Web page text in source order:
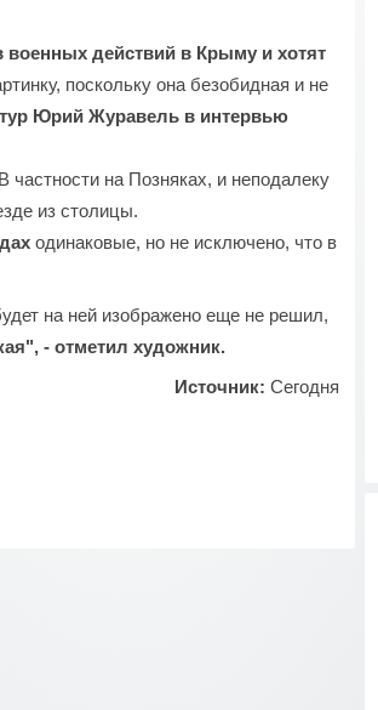
военных действий в Крыму и хотят
поскольку она безобидная и не
Юрий Журавель в интервью
частности на Позняках, и неподалеку
из столицы.
одинаковые, но не исключено, что в
на ней изображено еще не решил,
- отметил художник.
Источник: Сегодня